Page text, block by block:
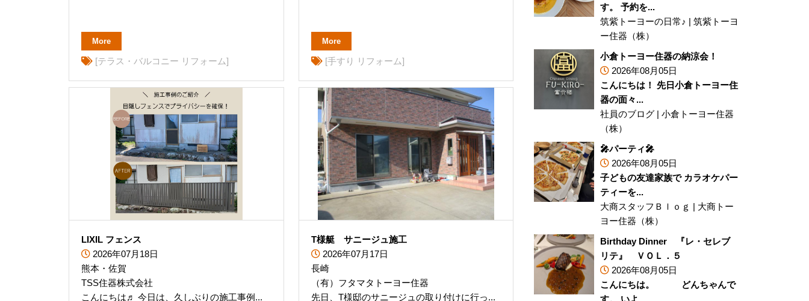
More
[テラス・バルコニー リフォーム]
More
[手すり リフォーム]
LIXIL フェンス
2026年07月18日
熊本・佐賀
TSS住器株式会社
こんにちは♬ 今日は、久しぶりの施工事例...
T様艇 サニージュ施工
2026年07月17日
長崎
（有）フタマタトーヨー住器
先日、T様邸のサニージュの取り付けに行っ...
す。 予約を...
筑紫トーヨーの日常♪ | 筑紫トーヨ
ー住器（株）
小倉トーヨー住器の納涼会！
2026年08月05日
こんにちは！ 先日小倉トーヨー住
器の面々...
社員のブログ | 小倉トーヨー住器
（株）
🎤パーティ🎤
2026年08月05日
子どもの友達家族で カラオケパー
ティーを...
大商スタッフＢｌｏｇ | 大商トー
ヨー住器（株）
Birthday Dinner 『レ・セレブ
リテ』 ＶＯＬ．５
2026年08月05日
こんにちは。 どんちゃんで
す。 いよ...